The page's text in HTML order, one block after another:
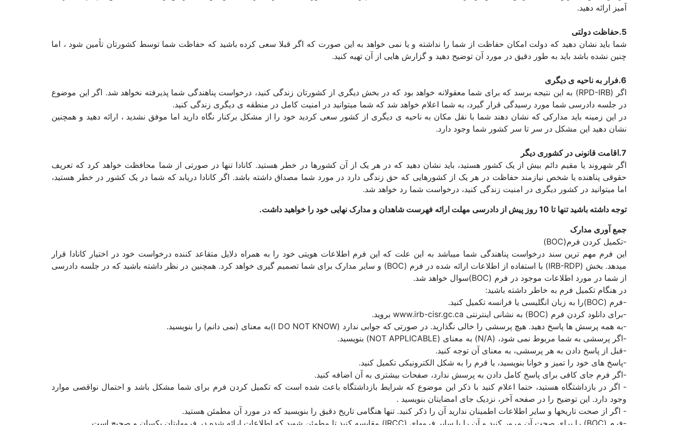
آمیز ارائه دهید.
5.حفاظت دولتی
شما باید نشان دهید که دولت امکان حفاظت از شما را نداشته و یا نمی خواهد به این صورت که اگر قبلا سعی کرده باشید که حفاظت شما توسط کشورتان تأمین شود ، اما
چنین نشده باشد باید به طور دقیق در مورد آن توضیح دهید و گزارش هایی از آن تهیه کنید.
6.فرار به ناحیه ی دیگری
اگر (RPD-IRB) به این نتیجه برسد که برای شما معقولانه خواهد بود که در بخش دیگری از کشورتان زندگی کنید، درخواست پناهندگی شما پذیرفته نخواهد شد. اگر این موضوع
در جلسه دادرسی شما مورد رسیدگی قرار گیرد، به شما اعلام خواهد شد که شما میتوانید در امنیت کامل در منطقه ی دیگری زندگی کنید.
در این زمینه باید مدارکی که نشان دهند شما با نقل مکان به ناحیه ی دیگری از کشور سعی کردید خود را از مشکل برکنار نگاه دارید اما موفق نشدید ، ارائه دهید و همچنین
نشان دهید این مشکل در سر تا سر کشور شما وجود دارد.
7.اقامت قانونی در کشوری دیگر
اگر شهروند یا مقیم دائم بیش از یک کشور هستید، باید نشان دهید که در هر یک از آن کشورها در خطر هستید. کانادا تنها در صورتی از شما محافظت خواهد کرد که تعریف
حقوقی پناهنده یا شخص نیازمند حفاظت در هر یک از کشورهایی که حق زندگی دارد در مورد شما مصداق داشته باشد. اگر کانادا دریابد که شما در یک کشور در خطر هستید،
اما میتوانید در کشور دیگری در امنیت زندگی کنید، درخواست شما رد خواهد شد.
توجه داشته باشید تنها تا 10 روز پیش از دادرسی مهلت ارائه فهرست شاهدان و مدارک نهایی خود را خواهید داشت.
جمع آوری مدارک
-تکمیل کردن فرم(BOC)
این فرم مهم ترین سند درخواست پناهندگی شما میباشد به این علت که این فرم اطلاعات هویتی خود را به همراه دلایل متقاعد کننده درخواست خود در اختیار کانادا قرار
میدهد. بخش (IRB-RDP) با استفاده از اطلاعات ارائه شده در فرم (BOC) و سایر مدارک برای شما تصمیم گیری خواهد کرد. همچنین در نظر داشته باشید که در جلسه دادرسی
از شما در مورد اطلاعات موجود در فرم (BOC)سوال خواهد شد.
در هنگام تکمیل فرم به خاطر داشته باشید:
-فرم (BOC)را به زبان انگلیسی یا فرانسه تکمیل کنید.
-برای دانلود کردن فرم (BOC) به نشانی اینترنتی www.irb-cisr.gc.ca بروید.
-به همه پرسش ها پاسخ دهید. هیچ پرسشی را خالی نگذارید. در صورتی که جوابی ندارد (I DO NOT KNOW)به معنای (نمی دانم) را بنویسید.
-اگر پرسشی به شما مربوط نمی شود، (N/A) به معنای (NOT APPLICABLE) بنویسید.
-قبل از پاسخ دادن به هر پرسشی، به معنای آن توجه کنید.
-پاسخ های خود را تمیز و خوانا بنویسید، یا فرم را به شکل الکترونیکی تکمیل کنید.
-اگر فرم جای کافی برای پاسخ کامل دادن به پرسش ندارد، صفحات بیشتری به آن اضافه کنید.
- اگر در بازداشتگاه هستید، حتما اعلام کنید با ذکر این موضوع که شرایط بازداشتگاه باعث شده است که تکمیل کردن فرم برای شما مشکل باشد و احتمال نواقصی موارد
وجود دارد. این توضیح را در صفحه آخر، نزدیک جای امضایتان بنویسید .
- اگر از صحت تاریخها و سایر اطلاعات اطمینان ندارید آن را ذکر کنید. تنها هنگامی تاریخ دقیق را بنویسید که در مورد آن مطمئن هستید.
-فرم (BOC) را برای صحت آن مرور کنید و آن را با سایر فرمهای (IRCC) مقایسه کنید تا مطمئن شوید که اطلاعات ارائه شده در فرمهایتان یکسان و صحیح است.